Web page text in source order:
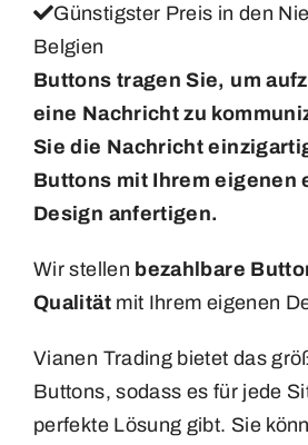
Günstigster Preis in den
Belgien
Buttons tragen Sie, um
eine Nachricht zu
Sie die Nachricht
Buttons mit Ihrem eigenen
Design anfertigen.
Wir stellen bezahlbare
Qualitätmit Ihrem eigenen
Vianen Trading bietet das
Buttons, sodass es für jede
perfekte Lösung gibt. Sie